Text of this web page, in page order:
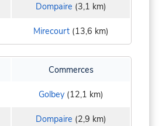
Dompaire (3,1 km)
Mirecourt(13,6 km)
Commerces
Golbey(12,1 km)
Dompaire (2,9 km)